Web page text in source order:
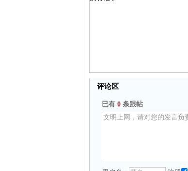
评论区
已有 0 条跟帖